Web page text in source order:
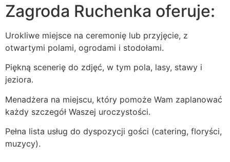
Zagroda Ruchenka oferuje:
Urokliwe miejsce na ceremonię lub przyjęcie, z
otwartymi polami, ogrodami i stodołami.
Piękną scenerię do zdjęć, w tym pola, lasy, stawy i
jeziora.
Menadżera na miejscu, który pomoże Wam zaplanować
każdy szczegół Waszej uroczystości.
Pełna lista usług do dyspozycji gości (catering, floryści,
muzycy).